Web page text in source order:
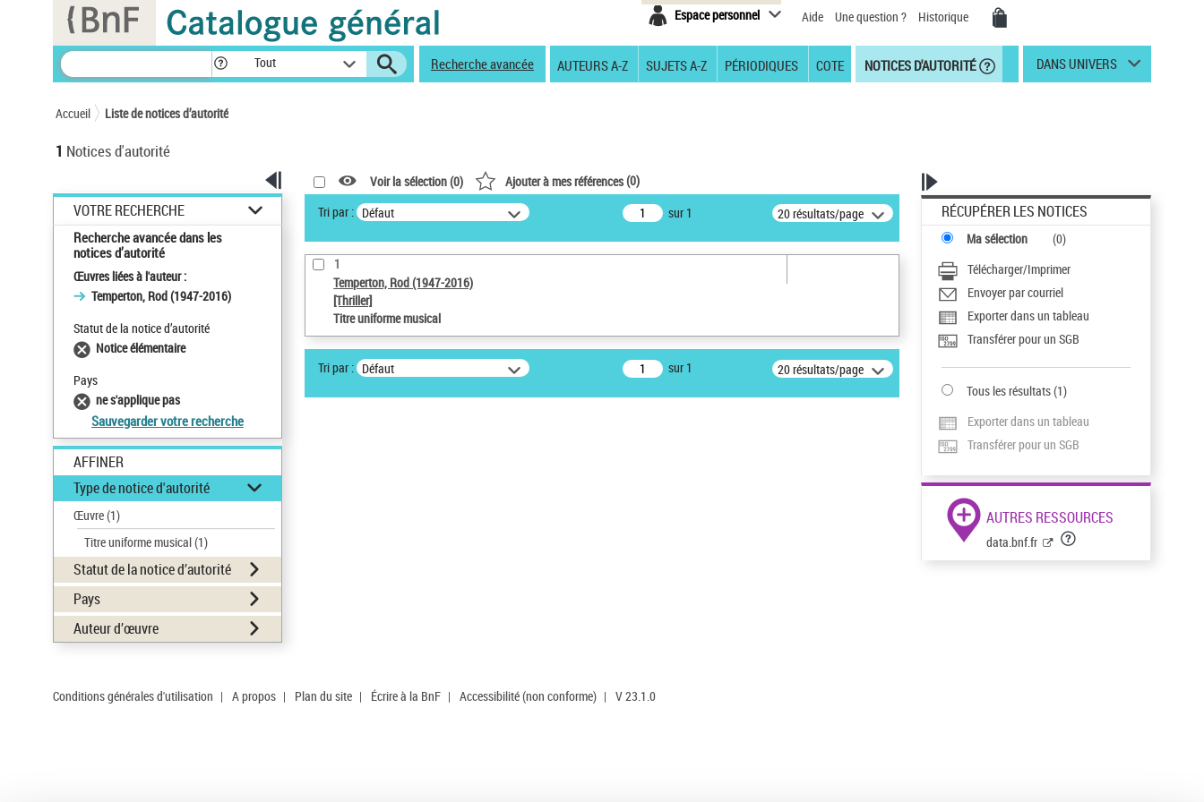
Espace personnel Aide Une question ? Historique
Tout Recherche avancée AUTEURS A-Z SUJETS A-Z PÉRIODIQUES COTE NOTICES D'AUTORITÉ DANS UNIVERS
Accueil Liste de notices d’autorité
1 Notices d'autorité
VOTRE RECHERCHE
Recherche avancée dans les
notices d’autorité
Œuvres liées à l'auteur :
Temperton, Rod (1947-2016)
Statut de la notice d’autorité
Notice élémentaire
Pays
ne s'applique pas
Sauvegarder votre recherche
AFFINER
Type de notice d'autorité
Œuvre(1)
Titre uniforme musical(1)
Statut de la notice d’autorité
Pays
Auteur d’œuvre
Voir la sélection (0) Ajouter à mes références(0)
Tri par : Défaut sur 1 20 résultats/page
1
Temperton, Rod (1947-2016)
[Thriller]
Titre uniforme musical
Tri par : Défaut sur 1 20 résultats/page
RÉCUPÉRER LES NOTICES
Ma sélection (0)
Télécharger/Imprimer
Envoyer par courriel
Exporter dans un tableau
Transférer pour un SGB
Tous les résultats(1)
Exporter dans un tableau
Transférer pour un SGB
AUTRES RESSOURCES
data.bnf.fr
Conditions générales d'utilisation | A propos | Plan du site | Écrire à la BnF | Accessibilité (non conforme) | V 23.1.0
Panneau de gestion des cookies